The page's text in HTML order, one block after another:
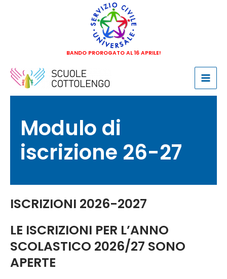
BANDO PROROGATO AL 16 APRILE!
Modulo di
iscrizione 26-27
ISCRIZIONI 2026-2027
LE ISCRIZIONI PER L’ANNO
SCOLASTICO 2026/27 SONO
APERTE